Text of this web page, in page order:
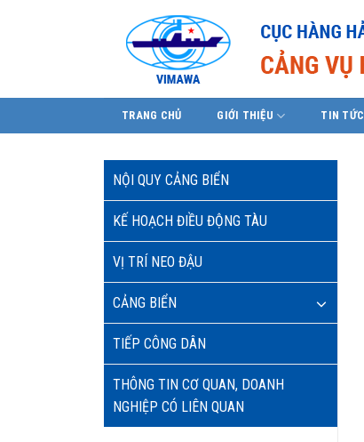
TRANG CHỦ GIỚI THIỆU TIN TỨC
NỘI QUY CẢNG BIỂN
KẾ HOẠCH ĐIỀU ĐỘNG TÀU
VỊ TRÍ NEO ĐẬU
CẢNG BIỂN
TIẾP CÔNG DÂN
THÔNG TIN CƠ QUAN, DOANH
NGHIỆP CÓ LIÊN QUAN